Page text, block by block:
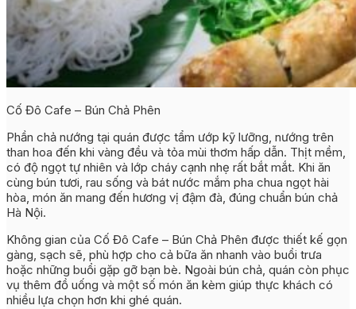
Cố Đô Cafe – Bún Chả Phên
Phần chả nướng tại quán được tẩm ướp kỹ lưỡng, nướng trên
than hoa đến khi vàng đều và tỏa mùi thơm hấp dẫn. Thịt mềm,
có độ ngọt tự nhiên và lớp cháy cạnh nhẹ rất bắt mắt. Khi ăn
cùng bún tươi, rau sống và bát nước mắm pha chua ngọt hài
hòa, món ăn mang đến hương vị đậm đà, đúng chuẩn bún chả
Hà Nội.
Không gian của Cố Đô Cafe – Bún Chả Phên được thiết kế gọn
gàng, sạch sẽ, phù hợp cho cả bữa ăn nhanh vào buổi trưa
hoặc những buổi gặp gỡ bạn bè. Ngoài bún chả, quán còn phục
vụ thêm đồ uống và một số món ăn kèm giúp thực khách có
nhiều lựa chọn hơn khi ghé quán.